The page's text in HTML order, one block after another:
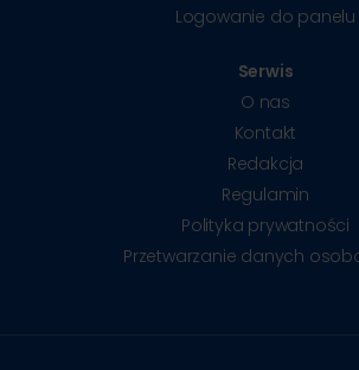
Logowanie do panelu
Serwis
O nas
Kontakt
Redakcja
Regulamin
Polityka prywatności
Przetwarzanie danych